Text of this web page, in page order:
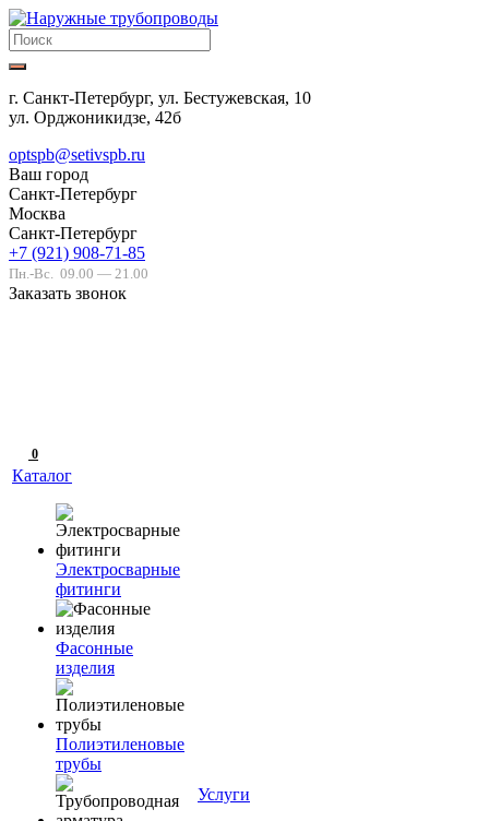
г. Санкт-Петербург, ул. Бестужевская, 10
ул. Орджоникидзе, 42б
optspb@setivspb.ru
Ваш город
Санкт-Петербург
Москва
Санкт-Петербург
+7 (921) 908-71-85
Пн.-Вс. 09.00 — 21.00
Заказать звонок
0
Каталог
Электросварные
фитинги
Фасонные
изделия
Полиэтиленовые
трубы
Услуги